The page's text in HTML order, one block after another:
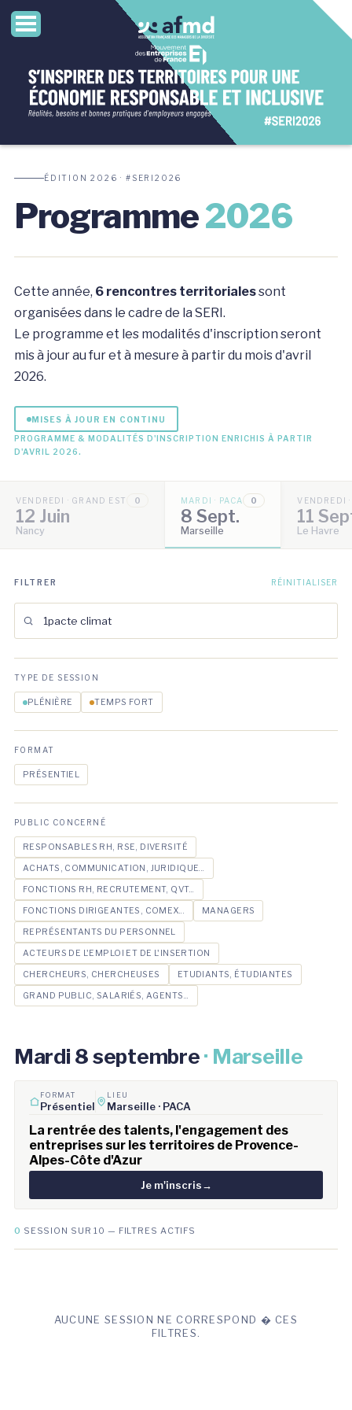
ÉDITION 2026 · #SERI2026
Programme2026
Cette année, 6 rencontres territorialessont
organisées dans le cadre de la SERI.
Le programme et les modalités d'inscription seront
mis à jour au fur et à mesure à partir du mois d'avril
2026.
MISES À JOUR EN CONTINU
PROGRAMME & MODALITÉS D'INSCRIPTION ENRICHIS À PARTIR
D'AVRIL 2026.
VENDREDI · GRAND EST 0
12 Juin
Nancy
MARDI · PACA 0
8 Sept.
Marseille
VENDREDI
11
Le Havre
FILTRER RÉINITIALISER
TYPE DE SESSION
PLÉNIÈRE TEMPS FORT
FORMAT
PRÉSENTIEL
PUBLIC CONCERNÉ
RESPONSABLES RH, RSE, DIVERSITÉ
ACHATS, COMMUNICATION, JURIDIQUE...
FONCTIONS RH, RECRUTEMENT, QVT...
FONCTIONS DIRIGEANTES, COMEX... MANAGERS
REPRÉSENTANTS DU PERSONNEL
ACTEURS DE L'EMPLOI ET DE L'INSERTION
CHERCHEURS, CHERCHEUSES ETUDIANTS, ÉTUDIANTES
GRAND PUBLIC, SALARIÉS, AGENTS...
Mardi 8 septembre· Marseille
FORMAT
Présentiel
LIEU
Marseille · PACA
La rentrée des talents, l'engagement des
entreprises sur les territoires de Provence-
Alpes-Côte d'Azur
Je m'inscris→
0 SESSION SUR 10 — FILTRES ACTIFS
AUCUNE SESSION NE CORRESPOND � CES
FILTRES.